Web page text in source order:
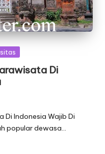
Di
Di Indonesia Wajib Di
popular dewasa…